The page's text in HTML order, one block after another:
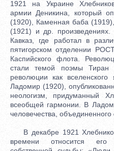
1921 на Украине
армии Деникина, который
(1920), Каменная баба
(1921) и др.
Кавказ, где работал в
пятигорском отделении
Каспийского флота.
стали темой поэмы
революции как
Ладомир (1920),
неологизм, придуманный
всеобщей гармонии. В
человечества, объединенного
В декабре 1921
времени относится его